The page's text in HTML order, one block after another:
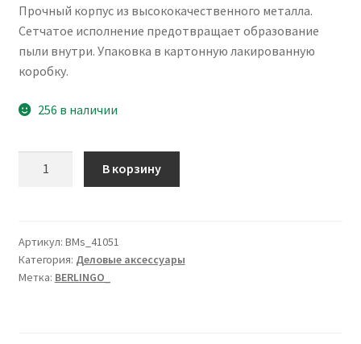
Прочный корпус из высококачественного металла.
Сетчатое исполнение предотвращает образование
пыли внутри. Упаковка в картонную лакированную
коробку.
256 в наличии
бумаг
горизонтальный
Berlingo
В корзину
Артикул: BMs_41051
Категория: Деловые аксессуары
Метка: BERLINGO_